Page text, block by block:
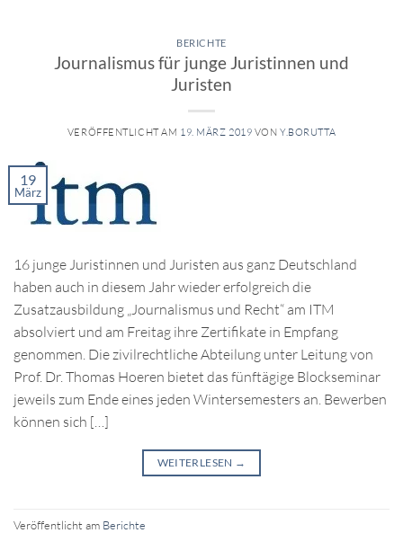
BERICHTE
Journalismus für junge Juristinnen und
Juristen
VERÖFFENTLICHT AM 19. MÄRZ 2019 VONY.BORUTTA
19
März
16 junge Juristinnen und Juristen aus ganz Deutschland
haben auch in diesem Jahr wieder erfolgreich die
Zusatzausbildung „Journalismus und Recht“ am ITM
absolviert und am Freitag ihre Zertifikate in Empfang
genommen. Die zivilrechtliche Abteilung unter Leitung von
Prof. Dr. Thomas Hoeren bietet das fünftägige Blockseminar
jeweils zum Ende eines jeden Wintersemesters an. Bewerben
können sich […]
WEITERLESEN →
Veröffentlicht am Berichte